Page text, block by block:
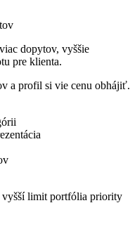
dopytov, vyššie
pre klienta.
a profil si vie cenu obhájiť.
vyšší limit portfólia priority